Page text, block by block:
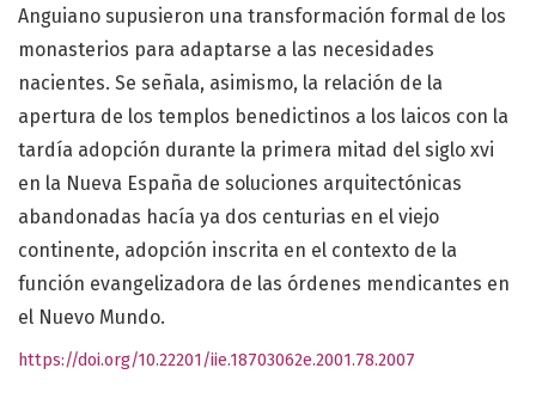
Anguiano supusieron una transformación formal de los
monasterios para adaptarse a las necesidades
nacientes. Se señala, asimismo, la relación de la
apertura de los templos benedictinos a los laicos con la
tardía adopción durante la primera mitad del siglo xvi
en la Nueva España de soluciones arquitectónicas
abandonadas hacía ya dos centurias en el viejo
continente, adopción inscrita en el contexto de la
función evangelizadora de las órdenes mendicantes en
el Nuevo Mundo.
https://doi.org/10.22201/iie.18703062e.2001.78.2007